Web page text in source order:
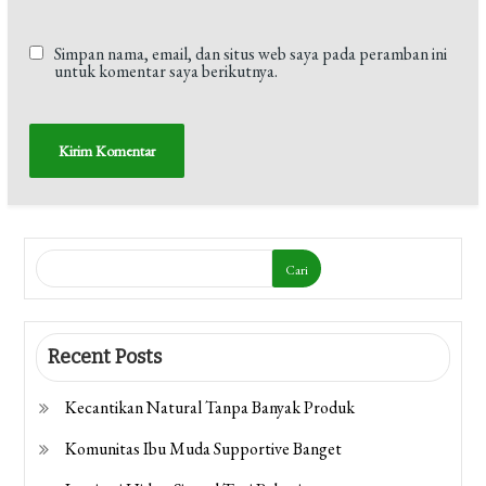
Simpan nama, email, dan situs web saya pada peramban ini
untuk komentar saya berikutnya.
Cari
Recent Posts
Kecantikan Natural Tanpa Banyak Produk
Komunitas Ibu Muda Supportive Banget